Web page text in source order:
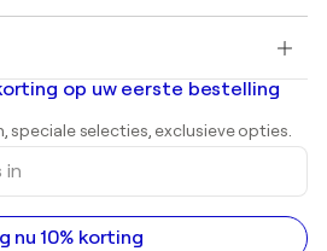
koop
op uw eerste bestelling
speciale selecties, exclusieve opties.
nu 10% korting